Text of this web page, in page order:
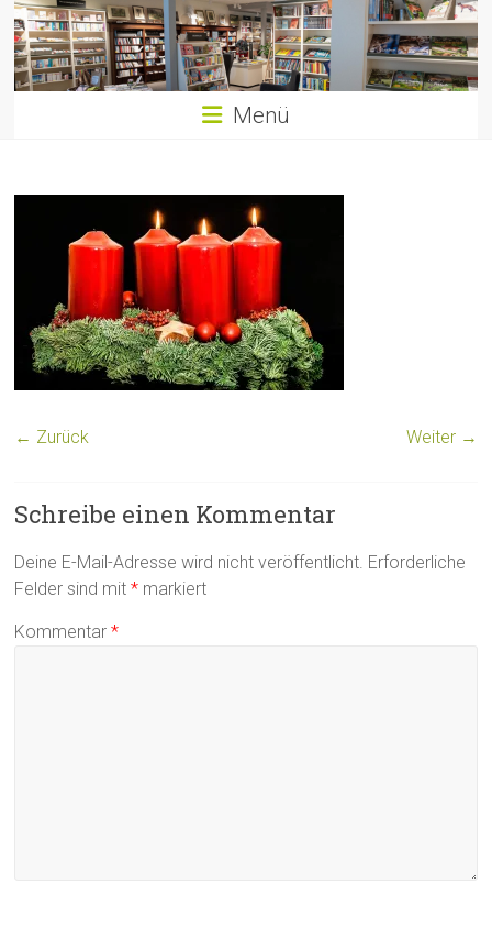
Menü
← Zurück Weiter →
Schreibe einen Kommentar
Deine E-Mail-Adresse wird nicht veröffentlicht. Erforderliche
Felder sind mit* markiert
Kommentar*